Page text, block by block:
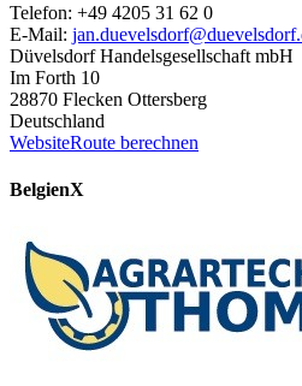
Telefon: +49 4205 31 62 0
E-Mail:
Düvelsdorf Handelsgesellschaft mbH
Im Forth 10
28870 Flecken Ottersberg
Deutschland
WebsiteRoute berechnen
BelgienX